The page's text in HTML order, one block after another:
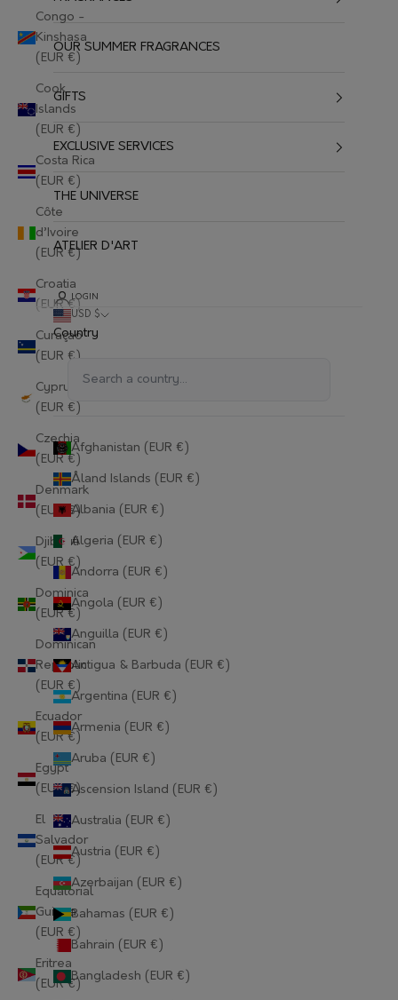
Congo -
Kinshasa
(EUR €)
Cook
Islands
(EUR €)
Costa Rica
(EUR €)
Côte
d’Ivoire
(EUR €)
Croatia
(EUR €)
Curaçao
(EUR €)
Cyprus
(EUR €)
Czechia
(EUR €)
Denmark
(EUR €)
Djibouti
(EUR €)
Dominica
(EUR €)
Dominican
Republic
(EUR €)
Ecuador
(EUR €)
Egypt
(EUR €)
El
Salvador
(EUR €)
Equatorial
Guinea
(EUR €)
Eritrea
(EUR €)
OUR SUMMER FRAGRANCES
GIFTS
EXCLUSIVE SERVICES
THE UNIVERSE
ATELIER D'ART
LOGIN
USD $
Country
Afghanistan (EUR €)
Åland Islands (EUR €)
Albania (EUR €)
Algeria (EUR €)
Andorra (EUR €)
Angola (EUR €)
Anguilla (EUR €)
Antigua & Barbuda (EUR €)
Argentina (EUR €)
Armenia (EUR €)
Aruba (EUR €)
Ascension Island (EUR €)
Australia (EUR €)
Austria (EUR €)
Azerbaijan (EUR €)
Bahamas (EUR €)
Bahrain (EUR €)
Bangladesh (EUR €)